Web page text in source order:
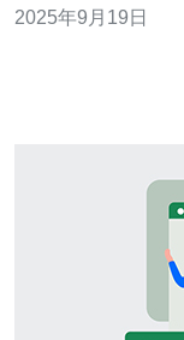
够稳定运行。此外
2025年9月19日